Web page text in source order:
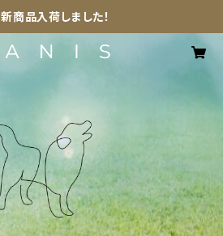
新商品入荷しました！